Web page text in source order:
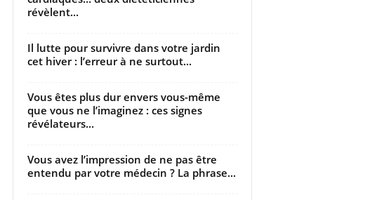
révèlent...
Il lutte pour survivre dans votre jardin
cet hiver : l’erreur à ne surtout...
Vous êtes plus dur envers vous-même
que vous ne l’imaginez : ces signes
révélateurs...
Vous avez l’impression de ne pas être
entendu par votre médecin ? La phrase...